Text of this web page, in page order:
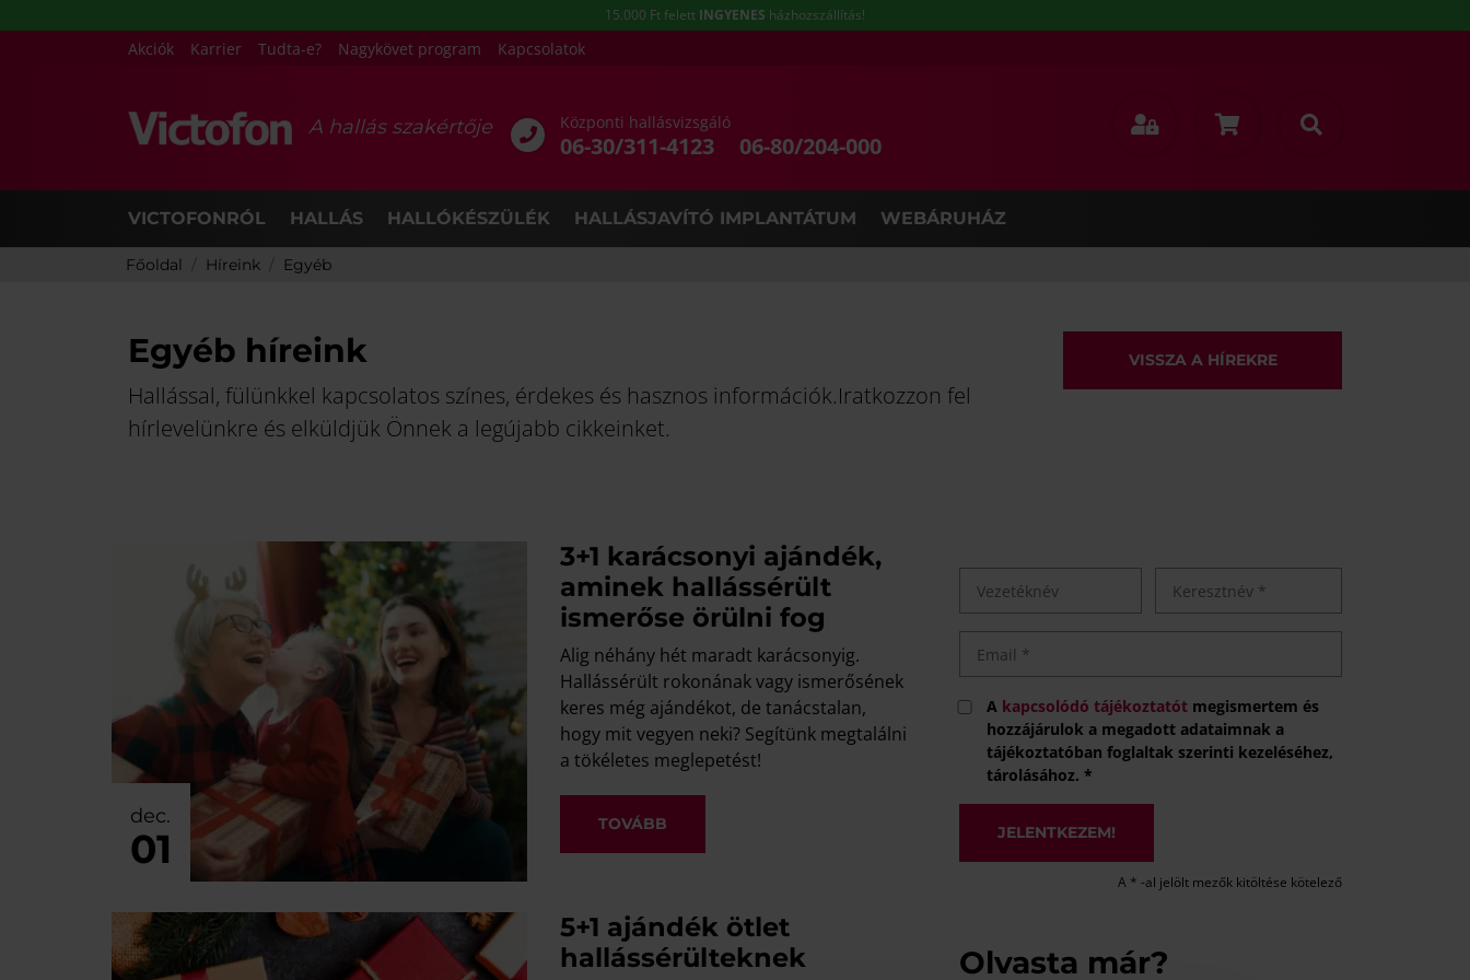
15.000 Ft felett INGYENES házhozszállítás!
Akciók Karrier Tudta-e? Nagykövet program Kapcsolatok
A hallás szakértője Központi hallásvizsgáló
06-30/311-4123 06-80/204-000
VICTOFONRÓL HALLÁS HALLÓKÉSZÜLÉK HALLÁSJAVÍTÓ IMPLANTÁTUM WEBÁRUHÁZ
Főoldal Híreink Egyéb
Egyéb híreink
Hallással, fülünkkel kapcsolatos színes, érdekes és hasznos információk.Iratkozzon fel
hírlevelünkre és elküldjük Önnek a legújabb cikkeinket.
VISSZA A HÍREKRE
dec.
01
3+1 karácsonyi ajándék,
aminek hallássérült
ismerőse örülni fog
Alig néhány hét maradt karácsonyig.
Hallássérült rokonának vagy ismerősének
keres még ajándékot, de tanácstalan,
hogy mit vegyen neki? Segítünk megtalálni
a tökéletes meglepetést!
TOVÁBB
5+1 ajándék ötlet
hallássérülteknek
A kapcsolódó tájékoztatót megismertem és
hozzájárulok a megadott adataimnak a
tájékoztatóban foglaltak szerinti kezeléséhez,
tárolásához. *
JELENTKEZEM!
A * -al jelölt mezők kitöltése kötelező
Olvasta már?